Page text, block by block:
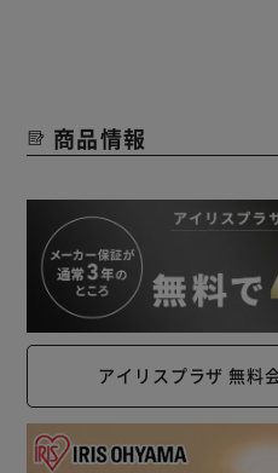
商品情報
アイリスプラザ 無料